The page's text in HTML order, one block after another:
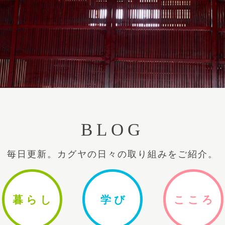
BLOG
毎日更新。カグヤの日々の取り組みをご紹介。
暮ら し 学 び ここ ろ